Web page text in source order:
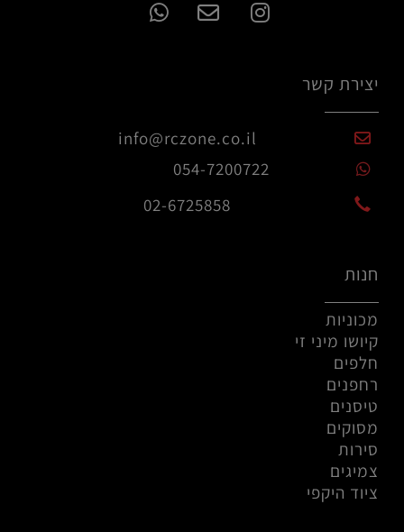
יצירת קשר
info@rczone.co.il
054-7200722
02-6725858
חנות
מכוניות
קיושו מיני זי
חלפים
רחפנים
טיסנים
מסוקים
סירות
צמיגים
ציוד היקפי